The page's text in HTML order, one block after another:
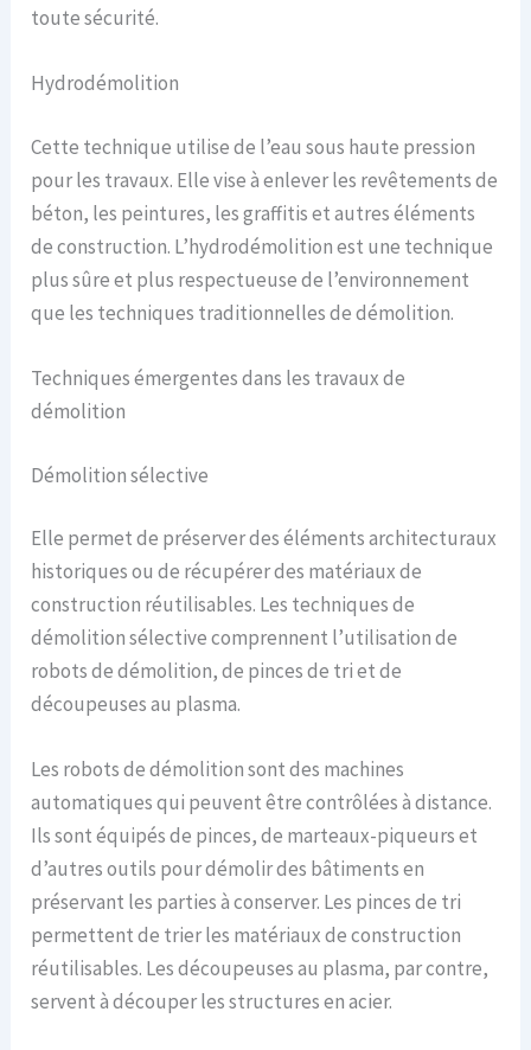
toute sécurité.
Hydrodémolition
Cette technique utilise de l’eau sous haute pression
pour les travaux. Elle vise à enlever les revêtements de
béton, les peintures, les graffitis et autres éléments
de construction. L’hydrodémolition est une technique
plus sûre et plus respectueuse de l’environnement
que les techniques traditionnelles de démolition.
Techniques émergentes dans les travaux de
démolition
Démolition sélective
Elle permet de préserver des éléments architecturaux
historiques ou de récupérer des matériaux de
construction réutilisables. Les techniques de
démolition sélective comprennent l’utilisation de
robots de démolition, de pinces de tri et de
découpeuses au plasma.
Les robots de démolition sont des machines
automatiques qui peuvent être contrôlées à distance.
Ils sont équipés de pinces, de marteaux-piqueurs et
d’autres outils pour démolir des bâtiments en
préservant les parties à conserver. Les pinces de tri
permettent de trier les matériaux de construction
réutilisables. Les découpeuses au plasma, par contre,
servent à découper les structures en acier.